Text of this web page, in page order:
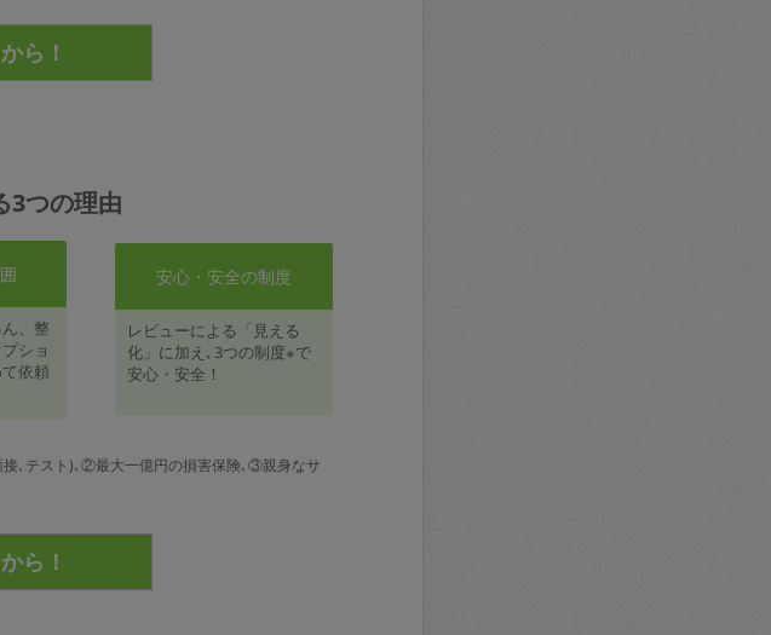
3つの理由
、整
ショ
依頼
安心・安全の制度
レビューによる「見える
化」に加え､3つの制度※で
安心・安全！
､テスト)､②最大一億円の損害保険､③親身なサ